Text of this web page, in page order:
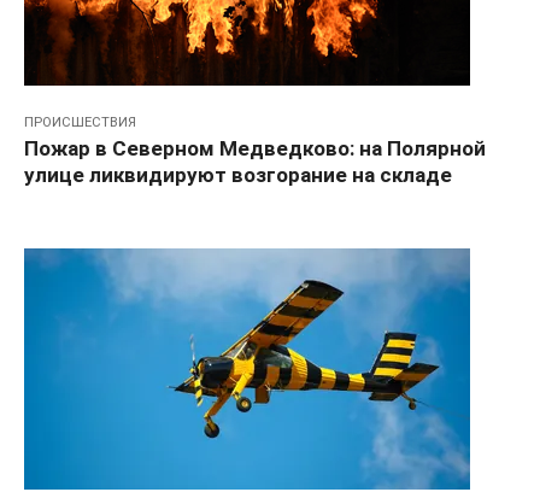
ПРОИСШЕСТВИЯ
Пожар в Северном Медведково: на Полярной
улице ликвидируют возгорание на складе